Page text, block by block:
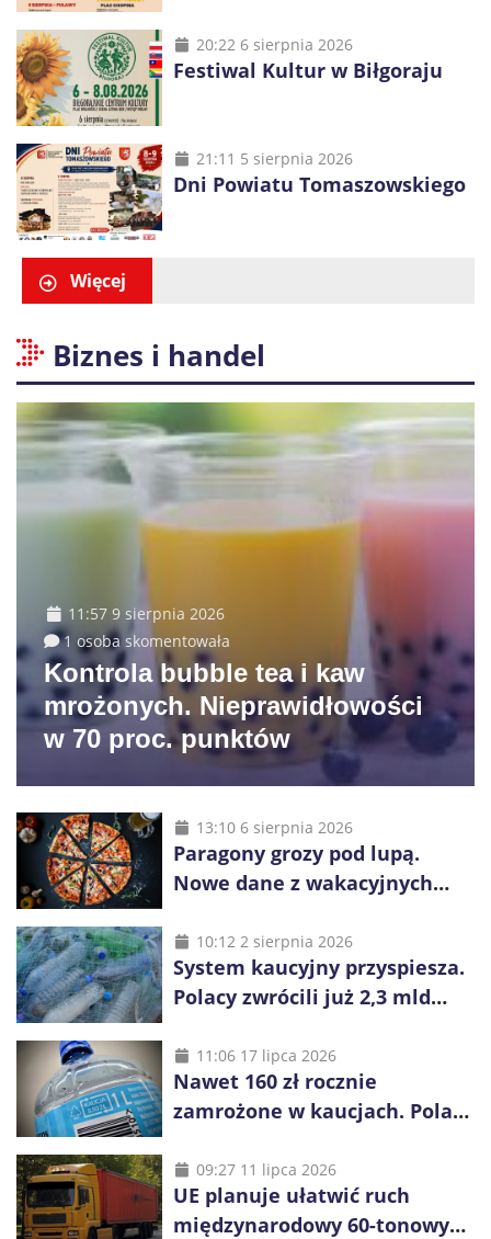
20:22 6 sierpnia 2026
Festiwal Kultur w Biłgoraju
21:11 5 sierpnia 2026
Dni Powiatu Tomaszowskiego
Więcej
Biznes i handel
11:57 9 sierpnia 2026
1 osoba skomentowała
Kontrola bubble tea i kaw
mrożonych. Nieprawidłowości
w 70 proc. punktów
13:10 6 sierpnia 2026
Paragony grozy pod lupą.
Nowe dane z wakacyjnych
10:12 2 sierpnia 2026
System kaucyjny przyspiesza.
Polacy zwrócili już 2,3 mld
11:06 17 lipca 2026
Nawet 160 zł rocznie
zamrożone w kaucjach. Polacy
vouchery
09:27 11 lipca 2026
UE planuje ułatwić ruch
międzynarodowy 60-tonowych